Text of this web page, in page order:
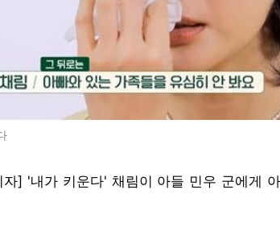
] '내가 키운다' 채림이 아들 민우 군에게